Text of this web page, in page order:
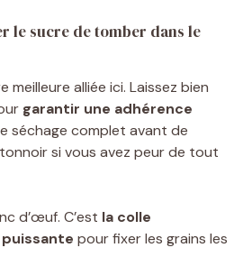
le sucre de tomber dans le
alliée ici. Laissez bien
garantir une adhérence
séchage complet avant de
si vous avez peur de tout
d’œuf. C’est la colle
pour fixer les grains les